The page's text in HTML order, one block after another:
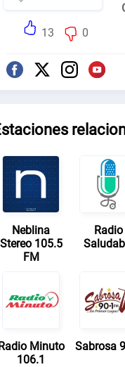
13 0
Neblina
Stereo 105.5
FM
Radio
Minuto
106.1
Sabrosa